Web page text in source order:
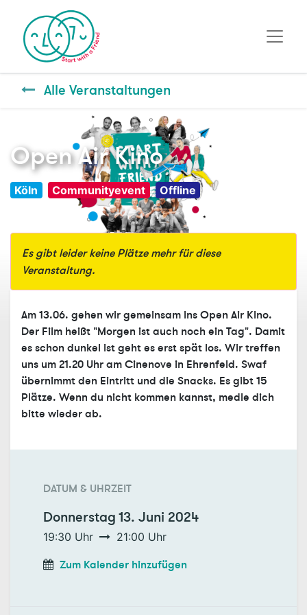
Alle Veranstaltungen
Open Air Kino
Köln Communityevent Offline
Es gibt leider keine Plätze mehr für diese
Veranstaltung.
Am 13.06. gehen wir gemeinsam ins Open Air Kino.
Der Film heißt "Morgen ist auch noch ein Tag". Damit
es schon dunkel ist geht es erst spät los. Wir treffen
uns um 21.20 Uhr am Cinenove in Ehrenfeld. Swaf
übernimmt den Eintritt und die Snacks. Es gibt 15
Plätze. Wenn du nicht kommen kannst, medle dich
bitte wieder ab.
DATUM & UHRZEIT
Donnerstag13. Juni 2024
19:30 Uhr 21:00 Uhr
Zum Kalender hinzufügen